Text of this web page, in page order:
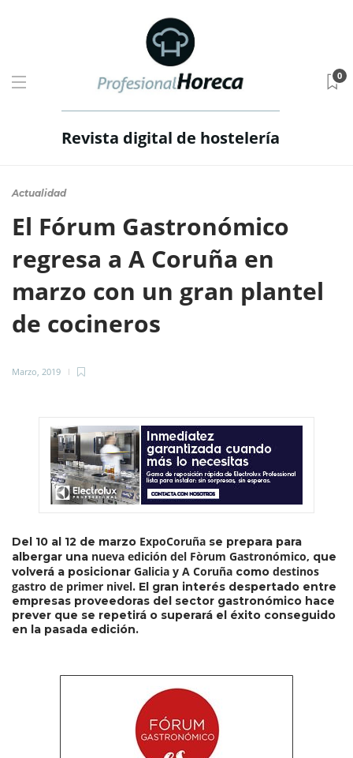
Revista digital de hostelería
0
Actualidad
El Fórum Gastronómico
regresa a A Coruña en
marzo con un gran plantel
de cocineros
Marzo, 2019
Del 10 al 12 de marzo ExpoCoruña se prepara para
albergar una nueva edición del Fòrum Gastronómico, que
volverá a posicionar Galicia y A Coruña como destinos
gastro de primer nivel. El gran interés despertado entre
empresas proveedoras del sector gastronómico hace
prever que se repetirá o superará el éxito conseguido
en la pasada edición.